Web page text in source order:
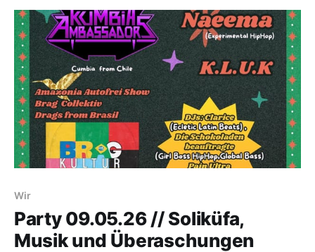
Wir
Party 09.05.26 // Soliküfa,
Musik und Überaschungen